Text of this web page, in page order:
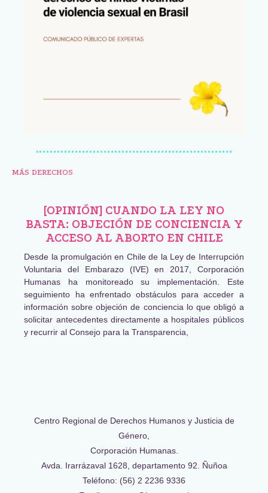
MÁS DERECHOS
[OPINIÓN] CUANDO LA LEY NO
BASTA: OBJECIÓN DE CONCIENCIA Y
ACCESO AL ABORTO EN CHILE
Desde la promulgación en Chile de la Ley de Interrupción
Voluntaria del Embarazo (IVE) en 2017, Corporación
Humanas ha monitoreado su implementación. Este
seguimiento ha enfrentado obstáculos para acceder a
información sobre objeción de conciencia lo que obligó a
solicitar antecedentes directamente a hospitales públicos
y recurrir al Consejo para la Transparencia,
Centro Regional de Derechos Humanos y Justicia de
Género,
Corporación Humanas.
Avda. Irarrázaval 1628, departamento 92. Ñuñoa
Teléfono: (56) 2 2236 9336